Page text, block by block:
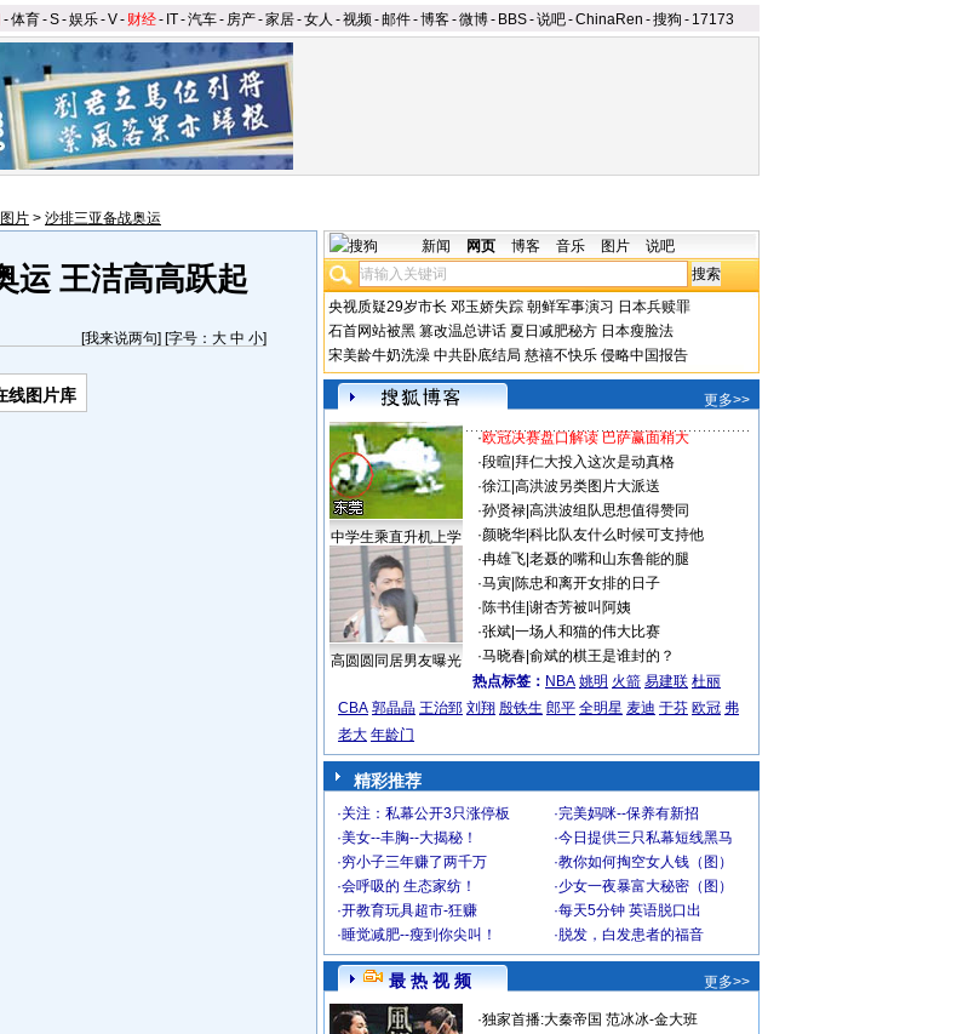
-体育-S-娱乐-V- 财经- IT-汽车- 房产-家居-女人 -视频-邮件-博客-微博- BBS-说吧-ChinaRen -搜狗 - 17173
片 > 沙排三亚备战奥运
运 王洁高高跃起
[我来说两句] [字号： 大 中 小]
线图片库
新闻 网页 博客 音乐 图片 说吧
央视质疑29岁市长 邓玉娇失踪 朝鲜军事演习 日本兵赎罪
石首网站被黑 篡改温总讲话 夏日减肥秘方 日本瘦脸法
宋美龄牛奶洗澡 中共卧底结局 慈禧不快乐 侵略中国报告
更多>>
中学生乘直升机上学
高圆圆同居男友曝光
·欧冠决赛盘口解读 巴萨赢面稍大
·段暄 拜仁大投入这次是动真格
·徐江| 高洪波另类图片大派送
·孙贤禄| 高洪波组队思想值得赞同
·颜晓华| 科比队友什么时候可支持他
·冉雄飞| 老聂的嘴和山东鲁能的腿
·马寅| 陈忠和离开女排的日子
·陈书佳| 谢杏芳被叫阿姨
·张斌| 一场人和猫的伟大比赛
·马晓春| 俞斌的棋王是谁封的？
热点标签： NBA 姚明 火箭 易建联 杜丽
CBA 郭晶晶 王治郅 刘翔 殷铁生 郎平 全明星 麦迪 于芬 欧冠 弗
老大 年龄门
精彩推荐
·关注：私幕公开3只涨停板 ·完美妈咪--保养有新招
·美女--丰胸--大揭秘！ ·今日提供三只私幕短线黑马
·穷小子三年赚了两千万 ·教你如何掏空女人钱（图）
·会呼吸的 生态家纺！ ·少女一夜暴富大秘密（图）
·开教育玩具超市-狂赚 ·每天5分钟 英语脱口出
·睡觉减肥--瘦到你尖叫！ · 脱发，白发患者的福音
最 热 视 频 更多>>
·独家首播:大秦帝国 范冰冰-金大班